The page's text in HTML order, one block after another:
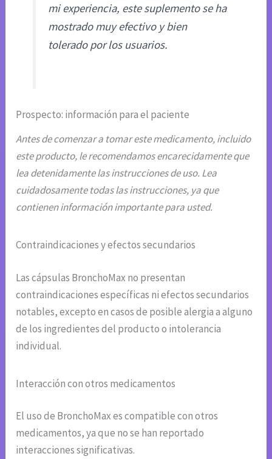
mi experiencia, este suplemento se ha
mostrado muy efectivo y bien
tolerado por los usuarios.
Prospecto: información para el paciente
Antes de comenzar a tomar este medicamento, incluido
este producto, le recomendamos encarecidamente que
lea detenidamente las instrucciones de uso. Lea
cuidadosamente todas las instrucciones, ya que
contienen información importante para usted.
Contraindicaciones y efectos secundarios
Las cápsulas BronchoMax no presentan
contraindicaciones específicas ni efectos secundarios
notables, excepto en casos de posible alergia a alguno
de los ingredientes del producto o intolerancia
individual.
Interacción con otros medicamentos
El uso de BronchoMax es compatible con otros
medicamentos, ya que no se han reportado
interacciones significativas.